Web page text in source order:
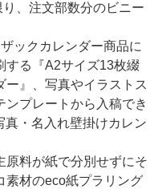
、注文部数分のビニー
ックカレンダー商品に
する『A2サイズ13枚綴
ー』、写真やイラストス
プレートから入稿でき
・名入れ壁掛けカレン
料が紙で分別せずにそ
素材のeco紙プラリング